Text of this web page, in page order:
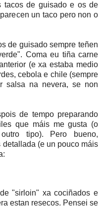
tacos de guisado e os de
un taco pero non o
de guisado sempre teñen
Coma eu tiña carne
(e xa estaba medio
cebola e chile (sempre
salsa na nevera, se non
de tempo preparando
que máis me gusta (o
tipo). Pero bueno,
(e un pouco máis
"sirloin" xa cociñados e
estan resecos. Pensei se